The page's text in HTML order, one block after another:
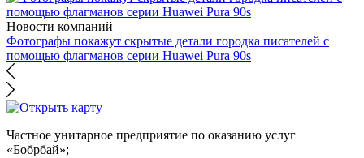
Новости компаний
Фотографы покажут скрытые детали городка писателей с
помощью флагманов серии Huawei Pura 90s
Частное унитарное предприятие по оказанию услуг
«Бобрбай»;